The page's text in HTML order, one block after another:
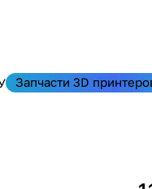
Запчасти 3D